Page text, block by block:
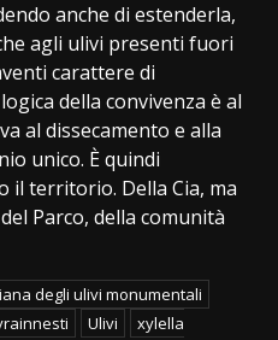
anche di estenderla,
agli ulivi presenti fuori
carattere di
della convivenza è al
al dissecamento e alla
unico. È quindi
territorio. Della Cia, ma
Parco, della comunità
degli ulivi monumentali
Ulivi
xylella